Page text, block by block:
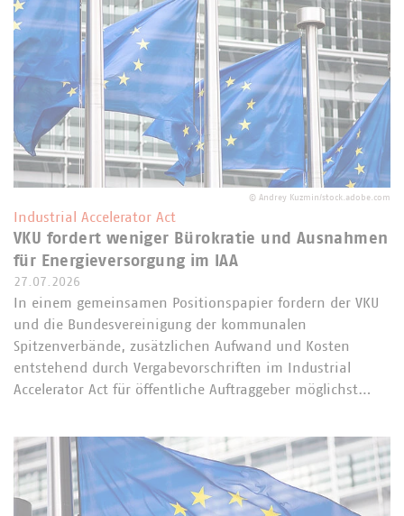
© Andrey Kuzmin/stock.adobe.com
Industrial Accelerator Act
VKU fordert weniger Bürokratie und Ausnahmen
für Energieversorgung im IAA
27.07.2026
In einem gemeinsamen Positionspapier fordern der VKU
und die Bundesvereinigung der kommunalen
Spitzenverbände, zusätzlichen Aufwand und Kosten
entstehend durch Vergabevorschriften im Industrial
Accelerator Act für öffentliche Auftraggeber möglichst…